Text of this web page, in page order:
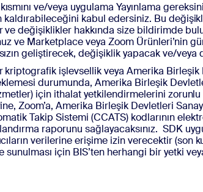
ve/veya uygulama Yayınlama
kabul edersiniz. Bu
değişiklikler hakkında size bildirimde
Marketplace veya Zoom Ürünleri’nin
geliştirecek, değişiklik yapacak ve/veya
kriptografik işlevsellik veya Amerika
durumunda, Amerika Birleşik
için ithalat yetkilendirmelerini
Zoom’a, Amerika Birleşik Devletleri
Takip Sistemi (CCATS) kodlarının
raporunu sağlayacaksınız. SDK
verilerine erişime izin verecektir (son
için BIS’ten herhangi bir yetki